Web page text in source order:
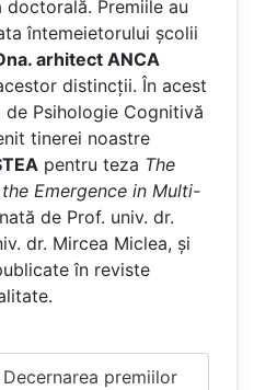
Premiile au
întemeietorului școlii
arhitect ANCA
distincții. În acest
Psihologie Cognitivă
tinerei noastre
pentru teza The
Emergence in Multi-
de Prof. univ. dr.
dr. Mircea Miclea, și
în reviste
premiilor